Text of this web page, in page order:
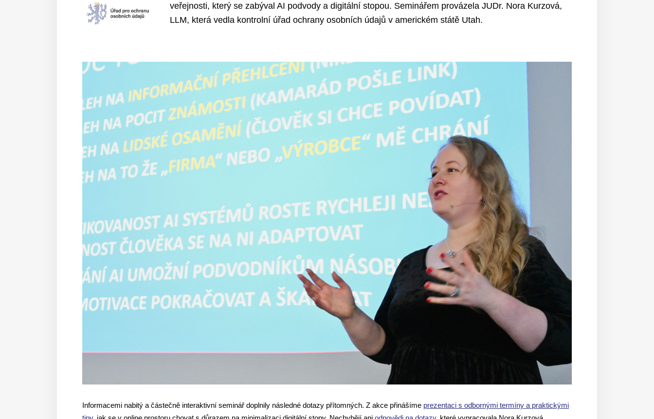
veřejnosti, který se zabýval AI podvody a digitální stopou. Seminářem provázela JUDr. Nora Kurzová,
LLM, která vedla kontrolní úřad ochrany osobních údajů v americkém státě Utah.
Informacemi nabitý a částečně interaktivní seminář doplnily následné dotazy přítomných. Z akce přinášíme prezentaci s odbornými termíny a praktickými